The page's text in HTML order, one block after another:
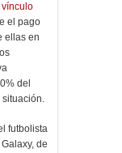
el pago
ellas en
del
situación.
futbolista
de